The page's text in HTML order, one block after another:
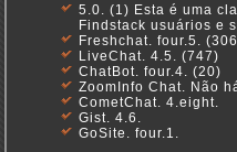
5.0. (1) Esta é uma
Findstack usuários e
Freshchat. four.5.
LiveChat. 4.5. (747)
ChatBot. four.4. (20)
ZoomInfo Chat. Não
CometChat. 4.eight.
Gist. 4.6.
GoSite. four.1.